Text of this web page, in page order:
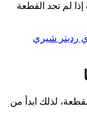
لم تجد القطعة
رديتر شيري
لذلك ابدأ من